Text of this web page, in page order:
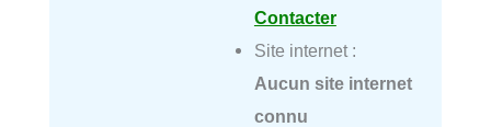
Contacter
Site internet :
Aucun site internet
connu